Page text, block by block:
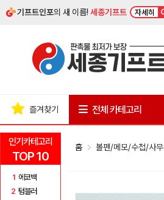
기프트인포의 새 이름!세종기프트 자세히
인기카테고리
TOP 10
1 에코백
2 텀블러
즐겨찾기 전체 카테고리
홈 볼펜/메모/수첩/사무